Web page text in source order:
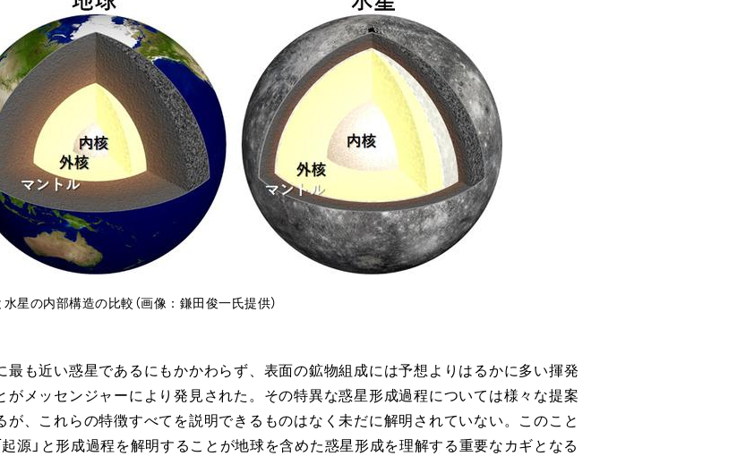
星の内部構造の比較（画像：鎌田俊一氏提供）
最も近い惑星であるにもかかわらず、表面の鉱物組成には予想よりはるかに多い揮発
がメッセンジャーにより発見された。その特異な惑星形成過程については様々な提案
が、これらの特徴すべてを説明できるものはなく未だに解明されていない。このこと
起源」と形成過程を解明することが地球を含めた惑星形成を理解する重要なカギとなる